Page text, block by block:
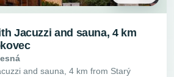
Jacuzzi and sauna, 4 km
and sauna, 4 km from Starý